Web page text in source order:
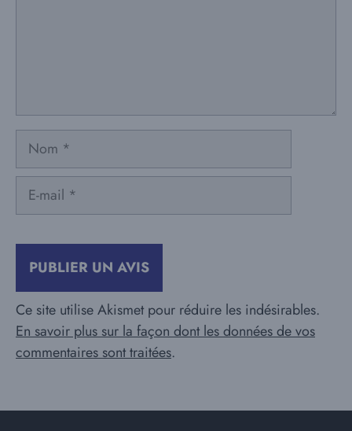
Nom
Ce site utilise Akismet pour réduire les indésirables.
En savoir plus sur la façon dont les données de vos
commentaires sont traitées.